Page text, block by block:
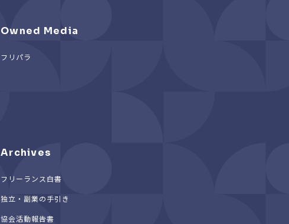
Owned Media
フリパラ
Archives
フリーランス白書
独立・副業の手引き
協会活動報告書